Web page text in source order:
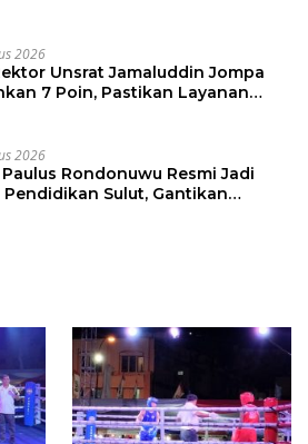
2026
Unsrat Jamaluddin Jompa
7 Poin, Pastikan Layanan
2026
Rondonuwu Resmi Jadi
Pendidikan Sulut, Gantikan